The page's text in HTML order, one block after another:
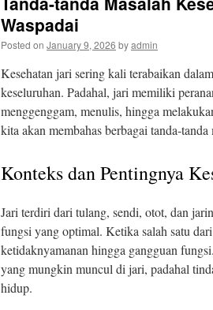
Waspadai
Posted on January 9, 2026 byadmin
Kesehatan jari sering kali terabaikan
keseluruhan. Padahal, jari memiliki
menggenggam, menulis, hingga
kita akan membahas berbagai tanda-
Konteks dan Pentingnya
Jari terdiri dari tulang, sendi, otot, dan
fungsi yang optimal. Ketika salah satu
ketidaknyamanan hingga gangguan
yang mungkin muncul di jari, padahal
hidup.